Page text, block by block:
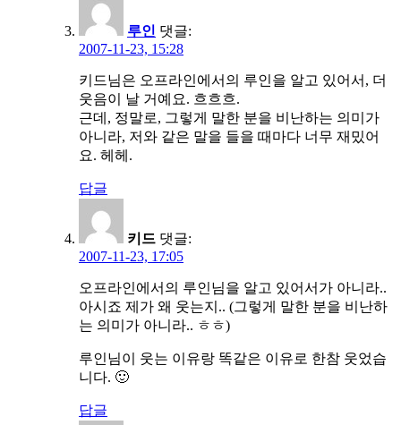
루인 댓글:
2007-11-23, 15:28
키드님은 오프라인에서의 루인을 알고 있어서, 더
웃음이 날 거예요. 흐흐흐.
근데, 정말로, 그렇게 말한 분을 비난하는 의미가
아니라, 저와 같은 말을 들을 때마다 너무 재밌어
요. 헤헤.
답글
키드 댓글:
2007-11-23, 17:05
오프라인에서의 루인님을 알고 있어서가 아니라..
아시죠 제가 왜 웃는지.. (그렇게 말한 분을 비난하
는 의미가 아니라.. ㅎㅎ)
루인님이 웃는 이유랑 똑같은 이유로 한참 웃었습
니다. 🙂
답글